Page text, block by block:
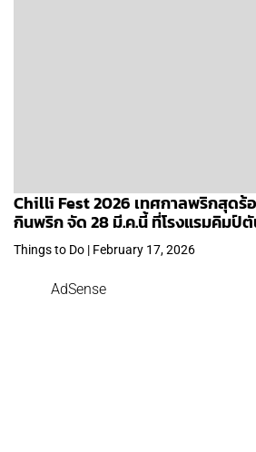
Chilli Fest 2026 เทศกาลพริกสุดร้
กินพริก จัด 28 มี.ค.นี้ ที่โรงแรมคิมป์
Things to Do | February 17, 2026
AdSense